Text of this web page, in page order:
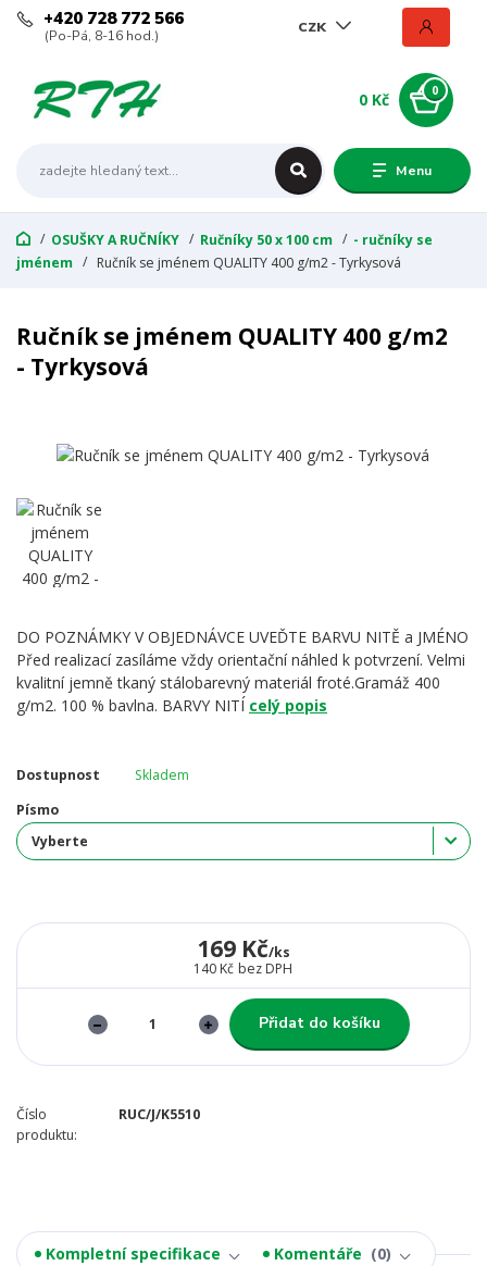
Menu
CZK
+420 728 772 566
(Po-Pá, 8-16 hod.)
0
0 Kč
OSUŠKY A RUČNÍKY Ručníky 50 x 100 cm
- ručníky se
jménem
Ručník se jménem QUALITY 400 g/m2 - Tyrkysová
Ručník se jménem QUALITY 400 g/m2
- Tyrkysová
DO POZNÁMKY V OBJEDNÁVCE UVEĎTE BARVU NITĚ a JMÉNO
Před realizací zasíláme vždy orientační náhled k potvrzení. Velmi
kvalitní jemně tkaný stálobarevný materiál froté.Gramáž 400
g/m2. 100 % bavlna. BARVY NITÍ celý popis
Dostupnost
Skladem
Písmo
169 Kč/ks
140 Kč bez DPH
Přidat do košíku
Číslo
produktu:
RUC/J/K5510
Kompletní specifikace Komentáře 0